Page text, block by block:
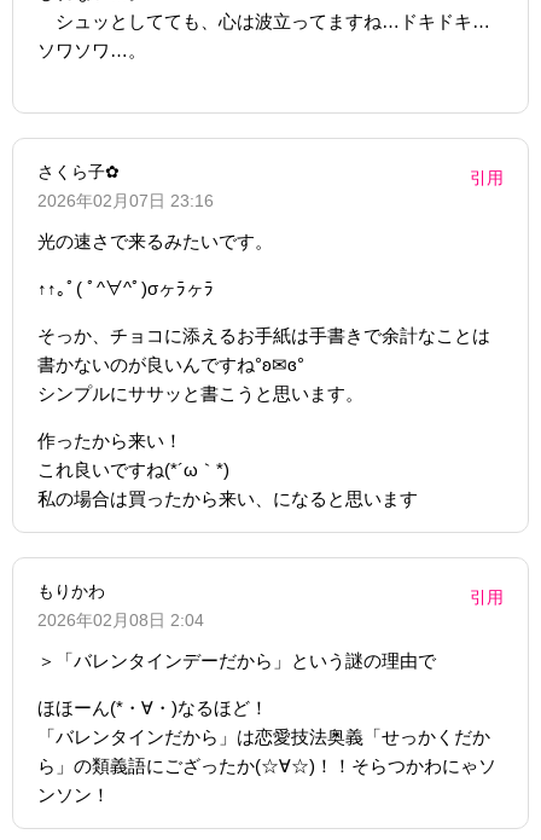
シュッとしてても、心は波立ってますね…ドキドキ…
ソワソワ…。
さくら子✿
2026年02月07日 23:16
引用
光の速さで来るみたいです。
↑↑｡ﾟ( ﾟ^∀^ﾟ)σヶﾗヶﾗ
そっか、チョコに添えるお手紙は手書きで余計なことは
書かないのが良いんですね°ʚ✉ɞ°
シンプルにササッと書こうと思います。
作ったから来い！
これ良いですね(*´ω｀*)
私の場合は買ったから来い、になると思います
もりかわ
2026年02月08日 2:04
引用
＞「バレンタインデーだから」という謎の理由で
ほほーん(*・∀・)なるほど！
「バレンタインだから」は恋愛技法奥義「せっかくだか
ら」の類義語にござったか(☆∀☆)！！そらつかわにゃソ
ンソン！